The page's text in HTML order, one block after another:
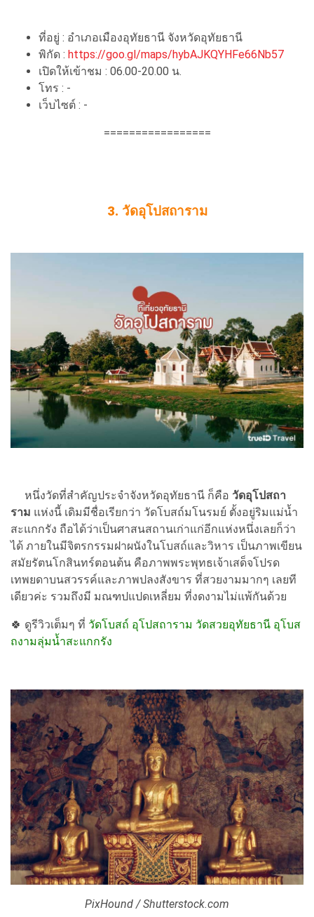
ที่อยู่ : อำเภอเมืองอุทัยธานี จังหวัดอุทัยธานี
พิกัด : https://goo.gl/maps/hybAJKQYHFe66Nb57
เปิดให้เข้าชม : 06.00-20.00 น.
โทร : -
เว็บไซต์ : -
=================
3. วัดอุโปสถาราม
หนึ่งวัดที่สำคัญประจำจังหวัดอุทัยธานี ก็คือ วัดอุโปสถา
ราม แห่งนี้ เดิมมีชื่อเรียกว่า วัดโบสถ์มโนรมย์ ตั้งอยู่ริมแม่น้ำ
สะแกกรัง ถือได้ว่าเป็นศาสนสถานเก่าแก่อีกแห่งหนึ่งเลยก็ว่า
ได้ ภายในมีจิตรกรรมฝาผนังในโบสถ์และวิหาร เป็นภาพเขียน
สมัยรัตนโกสินทร์ตอนต้น คือภาพพระพุทธเจ้าเสด็จโปรด
เทพยดาบนสวรรค์และภาพปลงสังขาร ที่สวยงามมากๆ เลยที
เดียวค่ะ รวมถึงมี มณฑปแปดเหลี่ยม ที่งดงามไม่แพ้กันด้วย
🍀 ดูรีวิวเต็มๆ ที่ วัดโบสถ์ อุโปสถาราม วัดสวยอุทัยธานี อุโบส
ถงามลุ่มน้ำสะแกกรัง
PixHound / Shutterstock.com